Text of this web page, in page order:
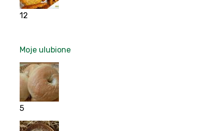
12
Moje ulubione
5